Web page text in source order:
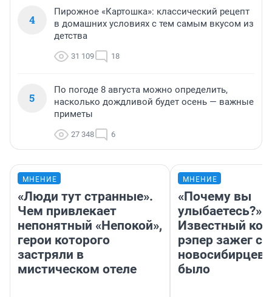
4
Пирожное «Картошка»: классический рецепт
в домашних условиях с тем самым вкусом из
детства
31 109 18
5
По погоде 8 августа можно определить,
насколько дождливой будет осень — важные
приметы
27 348 6
МНЕНИЕ
«Люди тут странные».
Чем привлекает
непонятный «Непокой»,
герои которого
застряли в
мистическом отеле
МНЕНИЕ
«Почему вы
улыбаетесь?»
Известный
рэпер зажег с
новосибирцев:
было